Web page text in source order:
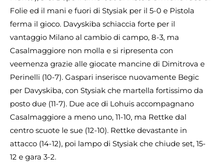
Folie ed il mani e fuori di Stysiak per il 5-0 e Pistola
ferma il gioco. Davyskiba schiaccia forte per il
vantaggio Milano al cambio di campo, 8-3, ma
Casalmaggiore non molla e si ripresenta con
veemenza grazie alle giocate mancine di Dimitrova e
Perinelli (10-7). Gaspari inserisce nuovamente Begic
per Davyskiba, con Stysiak che martella fortissimo da
posto due (11-7). Due ace di Lohuis accompagnano
Casalmaggiore a meno uno, 11-10, ma Rettke dal
centro scuote le sue (12-10). Rettke devastante in
attacco (14-12), poi lampo di Stysiak che chiude set, 15-
12 e gara 3-2.